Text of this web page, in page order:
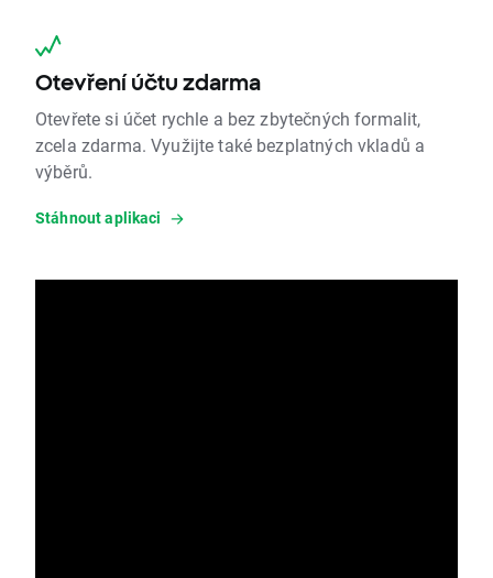
Otevření účtu zdarma
Otevřete si účet rychle a bez zbytečných formalit,
zcela zdarma. Využijte také bezplatných vkladů a
výběrů.
Stáhnout aplikaci